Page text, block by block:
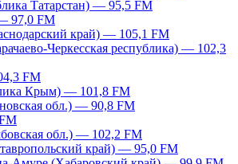
Татарстан) — 95,5 FM
97,0 FM
край) — 105,1 FM
Черкесская республика) — 102,3
FM
Крым) — 101,8 FM
обл.) — 90,8 FM
обл.) — 102,2 FM
край) — 95,0 FM